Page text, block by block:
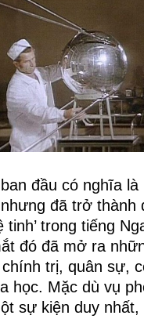
ban đầu có nghĩa là
nhưng đã trở thành
tinh’ trong tiếng
đó đã mở ra
trị, quân sự,
học. Mặc dù vụ
sự kiện duy nhất,